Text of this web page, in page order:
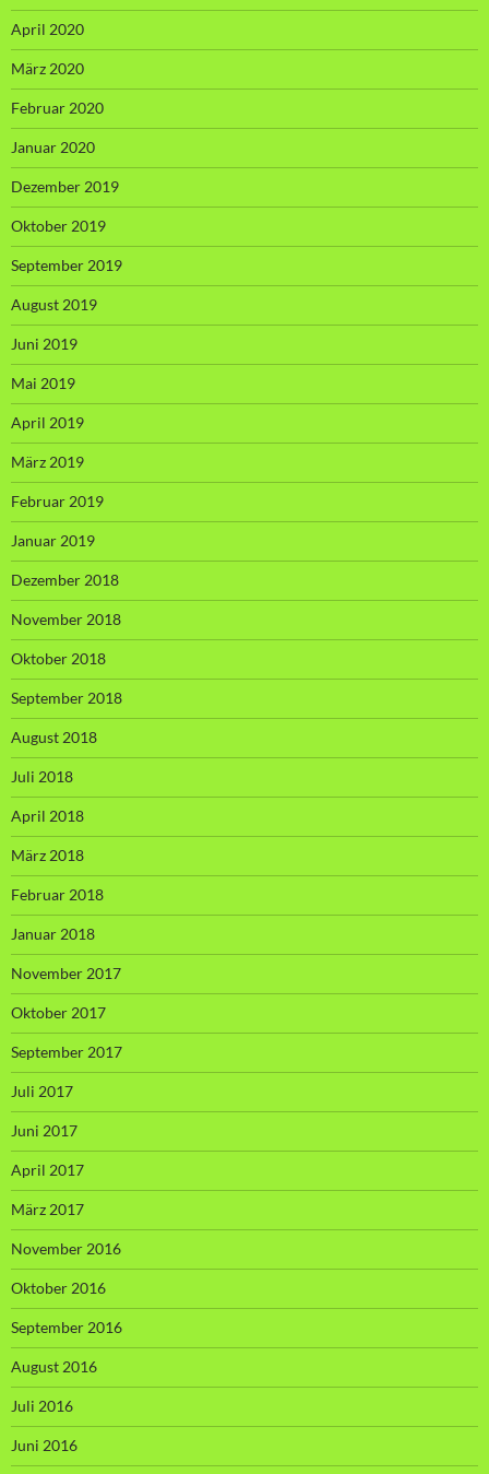
April 2020
März 2020
Februar 2020
Januar 2020
Dezember 2019
Oktober 2019
September 2019
August 2019
Juni 2019
Mai 2019
April 2019
März 2019
Februar 2019
Januar 2019
Dezember 2018
November 2018
Oktober 2018
September 2018
August 2018
Juli 2018
April 2018
März 2018
Februar 2018
Januar 2018
November 2017
Oktober 2017
September 2017
Juli 2017
Juni 2017
April 2017
März 2017
November 2016
Oktober 2016
September 2016
August 2016
Juli 2016
Juni 2016